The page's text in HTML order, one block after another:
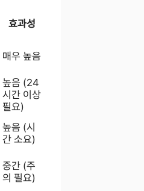
효과성
매우 높음
높음 (24
시간 이상
필요)
높음 (시
간 소요)
중간 (주
의 필요)